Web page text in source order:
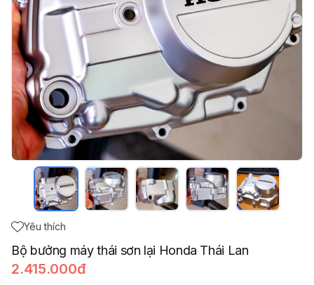
Yêu thích
Bộ bưởng máy thái sơn lại Honda Thái Lan
2.415.000đ